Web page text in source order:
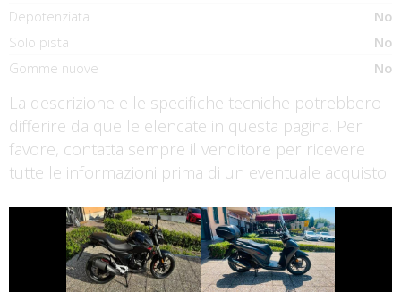
Depotenziata
No
Solo pista
No
Gomme nuove
No
La descrizione e le specifiche tecniche potrebbero
differire da quelle elencate in questa pagina. Per
favore, contatta sempre il venditore per ricevere
tutte le informazioni prima di un eventuale acquisto.
KEEWAY RKF HONDA SH
€ 8.990 € € 2.790 €